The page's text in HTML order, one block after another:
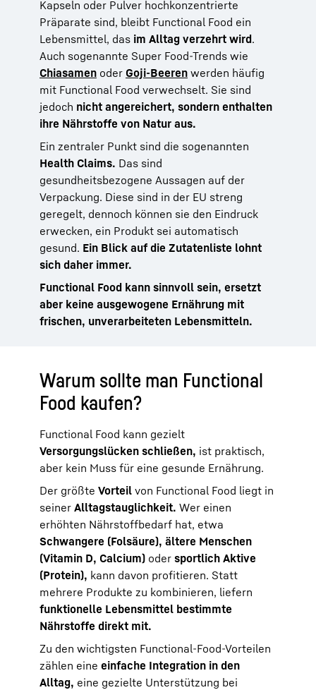
Kapseln oder Pulver hochkonzentrierte
Präparate sind, bleibt Functional Food ein
Lebensmittel, das im Alltag verzehrt wird.
Auch sogenannte Super Food-Trends wie
Chiasamen oder Goji-Beeren werden häufig
mit Functional Food verwechselt. Sie sind
jedoch nicht angereichert, sondern enthalten
ihre Nährstoffe von Natur aus.
Ein zentraler Punkt sind die sogenannten
Health Claims. Das sind
gesundheitsbezogene Aussagen auf der
Verpackung. Diese sind in der EU streng
geregelt, dennoch können sie den Eindruck
erwecken, ein Produkt sei automatisch
gesund. Ein Blick auf die Zutatenliste lohnt
sich daher immer.
Functional Food kann sinnvoll sein, ersetzt
aber keine ausgewogene Ernährung mit
frischen, unverarbeiteten Lebensmitteln.
Warum sollte man Functional
Food kaufen?
Functional Food kann gezielt
Versorgungslücken schließen, ist praktisch,
aber kein Muss für eine gesunde Ernährung.
Der größte Vorteil von Functional Food liegt in
seiner Alltagstauglichkeit. Wer einen
erhöhten Nährstoffbedarf hat, etwa
Schwangere (Folsäure), ältere Menschen
(Vitamin D, Calcium) oder sportlich Aktive
(Protein), kann davon profitieren. Statt
mehrere Produkte zu kombinieren, liefern
funktionelle Lebensmittel bestimmte
Nährstoffe direkt mit.
Zu den wichtigsten Functional-Food-Vorteilen
zählen eine einfache Integration in den
Alltag, eine gezielte Unterstützung bei